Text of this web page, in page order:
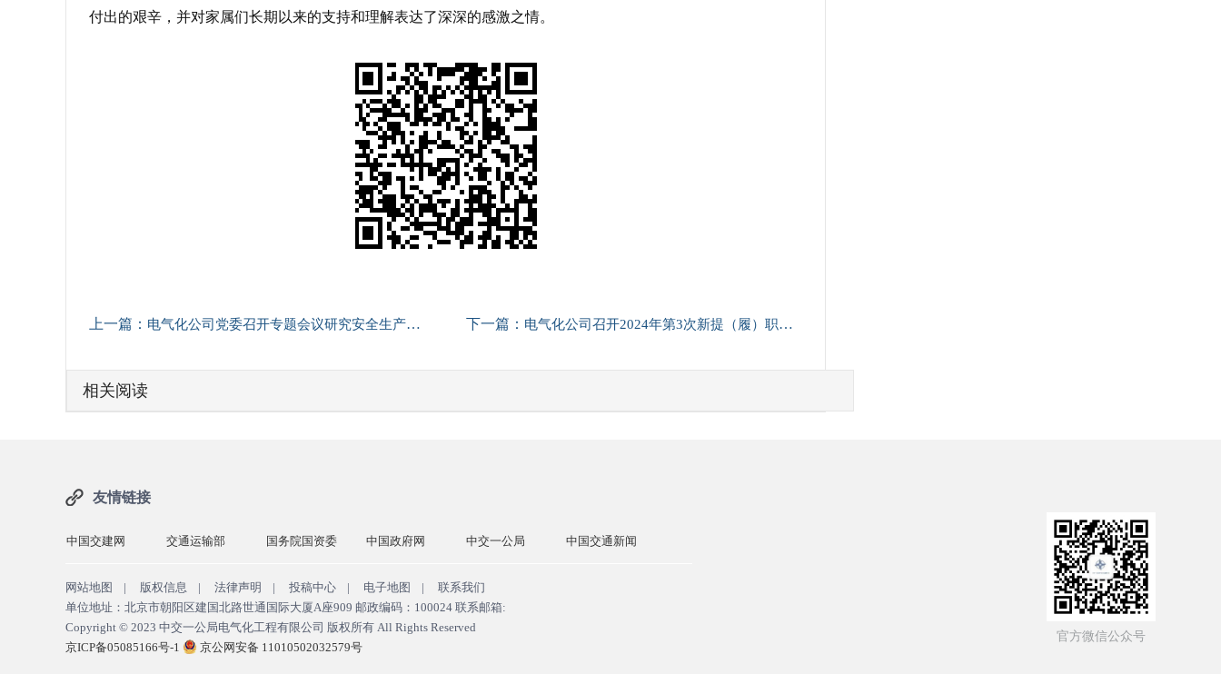
付出的艰辛，并对家属们长期以来的支持和理解表达了深深的感激之情。
上一篇： 电气化公司党委召开专题会议研究安全生产工作 下一篇： 电气化公司召开2024年第3次新提（履）职干部任前集体谈话会
相关阅读
友情链接
交通运输部 国务院国资委 中国政府网 中交一公局 中国交通新闻 中国交建网
网站地图 | 版权信息 | 法律声明 | 投稿中心 | 电子地图 |
联系我们
单位地址：北京市朝阳区建国北路世通国际大厦A座909 邮政编码：100024 联系邮箱:
Copyright © 2023 中交一公局电气化工程有限公司 版权所有 All Rights Reserved
京ICP备05085166号-1
京公网安备 11010502032579号
官方微信公众号